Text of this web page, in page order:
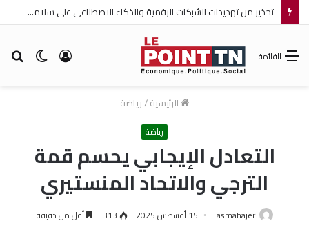
تحذير من تهديدات الشبكات الرقمية والذكاء الاصطناعي على سلامة الأطفال
الوضع تسجيل
القائمة
الرئيسية/رياضة
رياضة
التعادل الإيجابي يحسم قمة
الترجي والاتحاد المنستيري
asmahajer 15 أغسطس 2025 313 أقل من دقيقة